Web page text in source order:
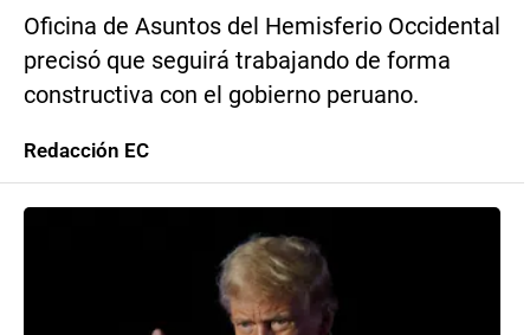
Oficina de Asuntos del Hemisferio Occidental
precisó que seguirá trabajando de forma
constructiva con el gobierno peruano.
Redacción EC